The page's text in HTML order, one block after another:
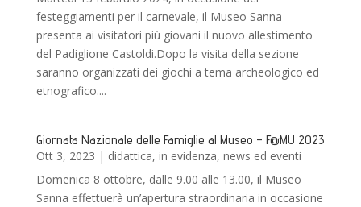
festeggiamenti per il carnevale, il Museo Sanna
presenta ai visitatori più giovani il nuovo allestimento
del Padiglione Castoldi.Dopo la visita della sezione
saranno organizzati dei giochi a tema archeologico ed
etnografico....
Giornata Nazionale delle Famiglie al Museo – F@MU 2023
Ott 3, 2023 | didattica, in evidenza, news ed eventi
Domenica 8 ottobre, dalle 9.00 alle 13.00, il Museo
Sanna effettuerà un’apertura straordinaria in occasione